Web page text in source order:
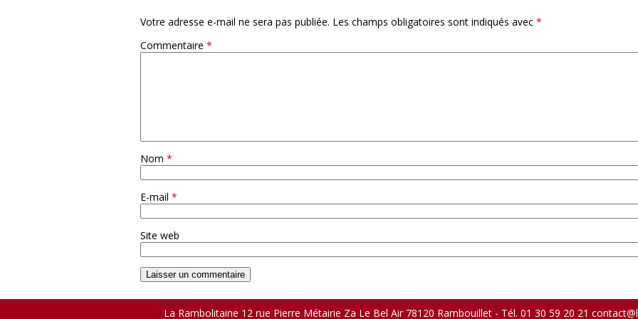
Votre adresse e-mail ne sera pas publiée. Les champs obligatoires sont indiqués avec *
Commentaire *
Nom *
E-mail *
Site web
La Rambolitaine 12 rue Pierre Métairie Za Le Bel Air 78120 Rambouillet - Tél. 01 30 59 20 21